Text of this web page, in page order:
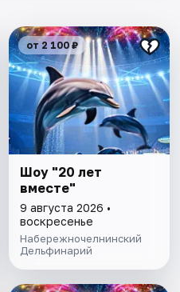
от 2 100 ₽
Шоу "20 лет
вместе"
9 августа 2026 •
воскресенье
Набережночелнинский
Дельфинарий